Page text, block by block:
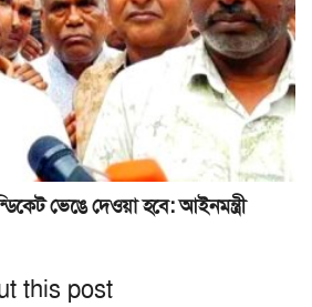
ভেঙে দেওয়া হবে: আইনমন্ত্রী
this post